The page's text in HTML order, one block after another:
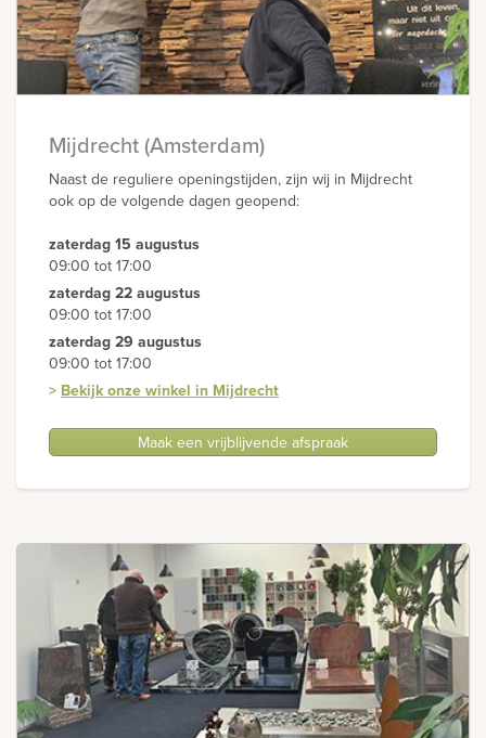
Mijdrecht (Amsterdam)
Naast de reguliere openingstijden, zijn wij in Mijdrecht
ook op de volgende dagen geopend:
zaterdag 15 augustus
09:00 tot 17:00
zaterdag 22 augustus
09:00 tot 17:00
zaterdag 29 augustus
09:00 tot 17:00
> Bekijk onze winkel in Mijdrecht
Maak een vrijblijvende afspraak